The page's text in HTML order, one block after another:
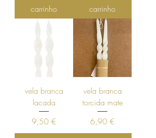
carrinho
carrinho
vela branca
lacada
Preço
9,50 €
vela branca
torcida mate
Preço
6,90 €